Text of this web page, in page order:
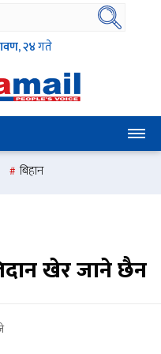
२४गते
बिहान
खेर जाने छैन